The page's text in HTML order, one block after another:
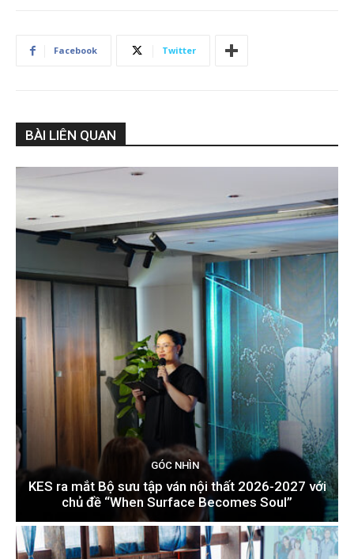
Facebook Twitter
BÀI LIÊN QUAN
GÓC NHÌN
KES ra mắt Bộ sưu tập ván nội thất 2026-2027 với
chủ đề “When Surface Becomes Soul”